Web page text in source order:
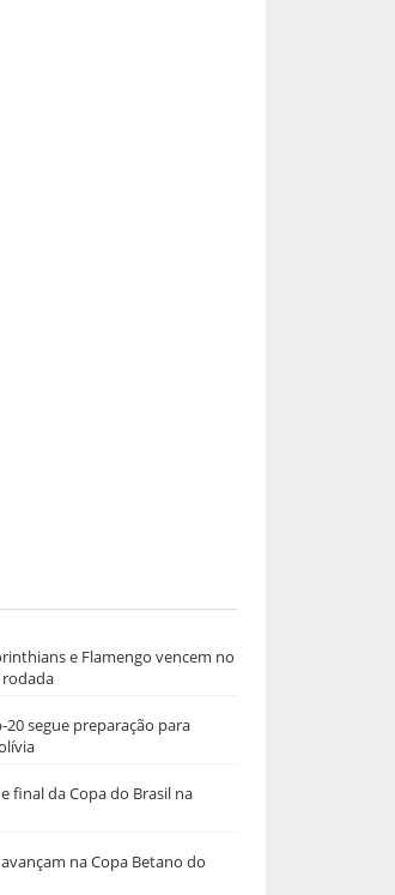
e Flamengo vencem no
20 segue preparação para
final da Copa do Brasil na
na Copa Betano do